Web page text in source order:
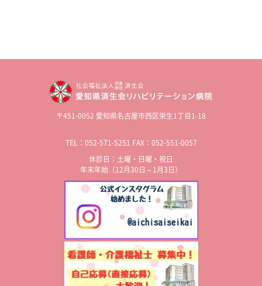
〒451-0052 愛知県名古屋市西区栄生1丁目1-18
TEL：052-571-5251 FAX：052-551-0057
休診日：土曜・日曜・祝日
年末年始（12月30日～1月3日）